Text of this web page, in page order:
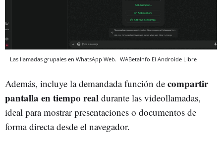
Las llamadas grupales en WhatsApp Web. WABetaInfo El Androide Libre
Además, incluye la demandada función de compartir
pantalla en tiempo real durante las videollamadas,
ideal para mostrar presentaciones o documentos de
forma directa desde el navegador.